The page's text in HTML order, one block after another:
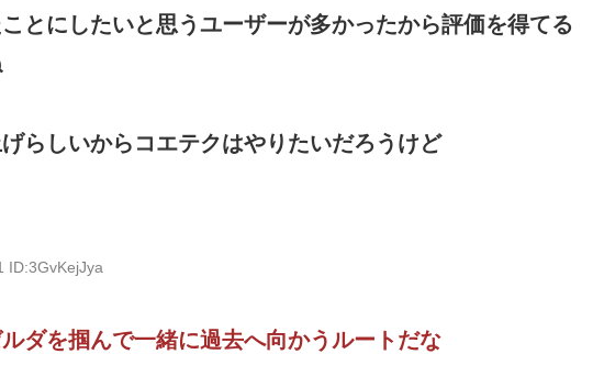
とにしたいと思うユーザーが多かったから評価を得てる
らしいからコエテクはやりたいだろうけど
ID:3GvKejJya
ダを掴んで一緒に過去へ向かうルートだな